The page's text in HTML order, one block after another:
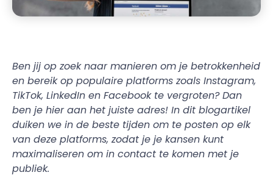
Ben jij op zoek naar manieren om je betrokkenheid
en bereik op populaire platforms zoals Instagram,
TikTok, LinkedIn en Facebook te vergroten? Dan
ben je hier aan het juiste adres! In dit blogartikel
duiken we in de beste tijden om te posten op elk
van deze platforms, zodat je je kansen kunt
maximaliseren om in contact te komen met je
publiek.